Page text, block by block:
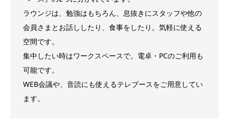
ラウンジは、勉強はもちろん、息抜きにスタッフや他の
会員さまとお話ししたり、食事をしたり。気軽に使える
空間です。
集中したい時はワークスペースで。電卓・PCのご利用も
可能です。
WEB会議や、音読にも使えるテレブースをご用意してい
ます。